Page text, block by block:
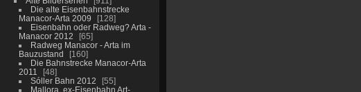
Die alte Eisenbahnstrecke
Manacor-Arta 2009
128
Eisenbahn oder Radweg? Arta -
Manacor 2012
65
Radweg Manacor - Arta im
Bauzustand
160
Die Bahnstrecke Manacor-Arta
2011
48
Sóller Bahn 2012
55
Mallora, ex-Eisenbahn Art-